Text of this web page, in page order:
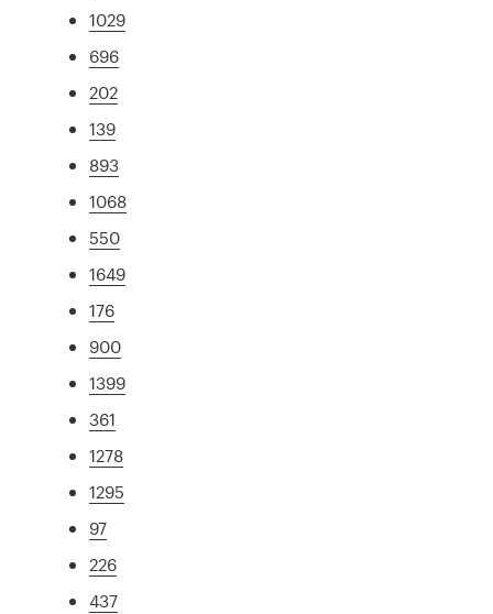
1029
696
202
139
893
1068
550
1649
176
900
1399
361
1278
1295
97
226
437